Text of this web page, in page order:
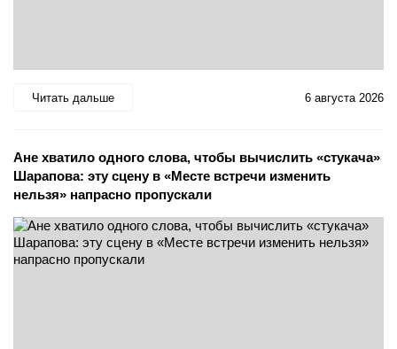
Читать дальше 6 августа 2026
Ане хватило одного слова, чтобы вычислить «стукача»
Шарапова: эту сцену в «Месте встречи изменить
нельзя» напрасно пропускали